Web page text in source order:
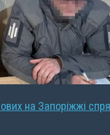
на Запоріжжі